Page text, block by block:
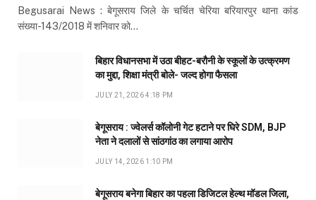
Begusarai News : बेगूसराय जिले के चर्चित चेरिया बरियारपुर थाना कांड
संख्या-143/2018 में शनिवार को…
बिहार विधानसभा में उठा बीहट-बरौनी के स्कूलों के उत्क्रमण
का मुद्दा, शिक्षा मंत्री बोले- जल्द होगा फैसला
JULY 21, 2026 4:18 PM
बेगूसराय : ज्वेलर्स कॉलोनी गेट हटाने पर घिरे SDM, BJP
नेता ने दलालों से सांठगांठ का लगाया आरोप
JULY 14, 2026 1:10 PM
बेगूसराय बनेगा बिहार का पहला डिजिटल हेल्थ मॉडल जिला,